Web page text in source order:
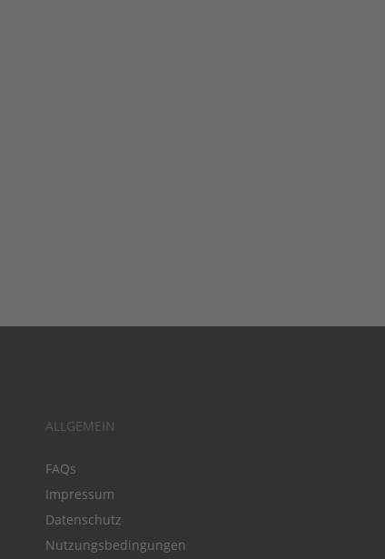
ALLGEMEIN
FAQs
Impressum
Datenschutz
Nutzungsbedingungen